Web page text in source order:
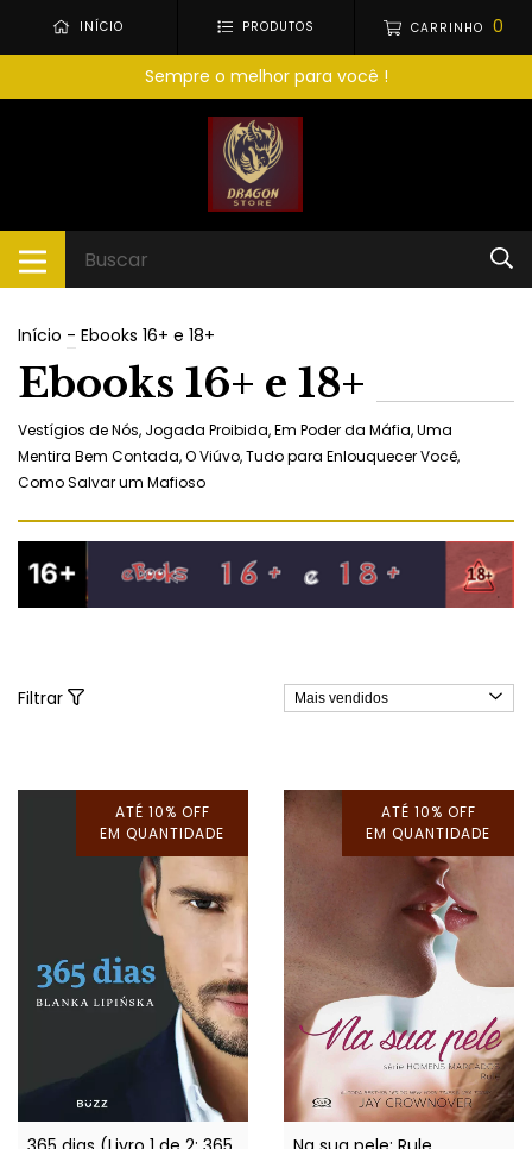
INÍCIO PRODUTOS CARRINHO 0
Sempre o melhor para você !
Início - Ebooks 16+ e 18+
Ebooks 16+ e 18+
Vestígios de Nós, Jogada Proibida, Em Poder da Máfia, Uma
Mentira Bem Contada, O Viúvo, Tudo para Enlouquecer Você,
Como Salvar um Mafioso
Filtrar
ATÉ 10% OFF
EM QUANTIDADE
ATÉ 10% OFF
EM QUANTIDADE